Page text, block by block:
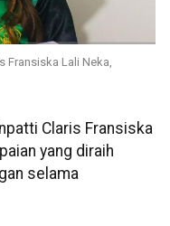
Fransiska Lali Neka,
Claris Fransiska
yang diraih
selama